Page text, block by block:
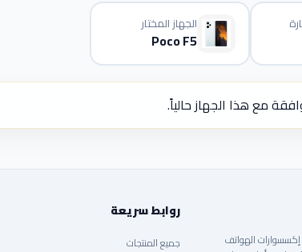
الجهاز المختار
Poco F5
مع هذا الجهاز حالياً.
الهواتف
روابط سريعة
جميع المنتجات